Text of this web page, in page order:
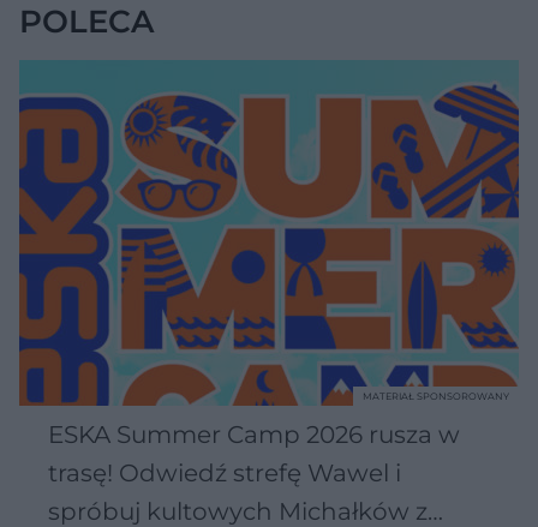
POLECA
ESKA Summer Camp 2026 rusza w
trasę! Odwiedź strefę Wawel i
spróbuj kultowych Michałków z
MATERIAŁ SPONSOROWANY